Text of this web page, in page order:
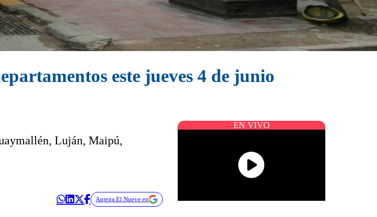
este jueves 4 de junio
Luján, Maipú,
Agrega El Nueve en
EN VIVO